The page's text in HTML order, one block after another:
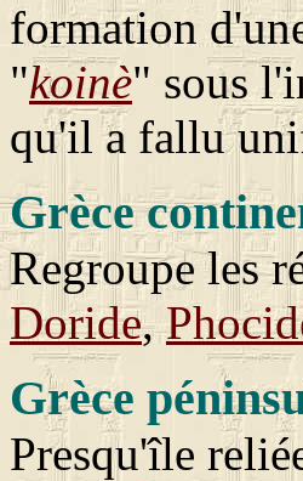
formation
"koinè" sous
qu'il a fallu
Grèce
Regroupe les
Doride,
Grèce
Presqu'île